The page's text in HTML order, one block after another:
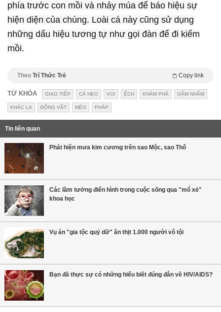
phía trước con mồi và nhảy múa để báo hiệu sự
hiện diện của chúng. Loài cá này cũng sử dụng
những dấu hiệu tương tự như gọi đàn để đi kiếm
mồi.
Theo Trí Thức Trẻ Copy link
TỪ KHÓA GIAO TIẾP CÁ HEO VOI ẾCH KHÁM PHÁ GẶM NHẤM
KHÁC LẠ ĐỘNG VẬT MÈO PHÁP
Tin liên quan
Phát hiện mưa kim cương trên sao Mộc, sao Thổ
Các lầm tưởng điển hình trong cuộc sống qua "mổ xẻ"
khoa học
Vụ án "gia tộc quỷ dữ" ăn thịt 1.000 người vô tội
Bạn đã thực sự có những hiểu biết đúng đắn về HIV/AIDS?